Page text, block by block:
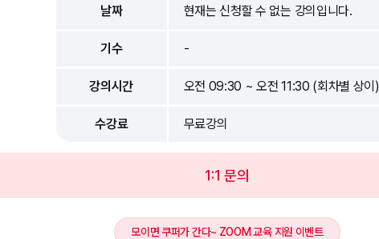
날짜 현재는 신청할 수 없는 강의입니다.
기수 -
강의시간 오전 09:30 ~ 오전 11:30 (회차별 상이)
수강료 무료강의
1:1 문의
모이면 쿠퍼가 간다~ ZOOM 교육 지원 이벤트